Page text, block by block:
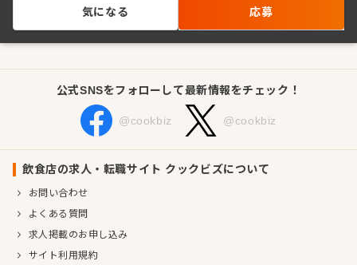
気になる 応募
公式SNSをフォローして最新情報をチェック！
@cookbiz @cookbiz
飲食店の求人・転職サイト クックビズについて
お問い合わせ
よくある質問
求人掲載のお申し込み
サイト利用規約